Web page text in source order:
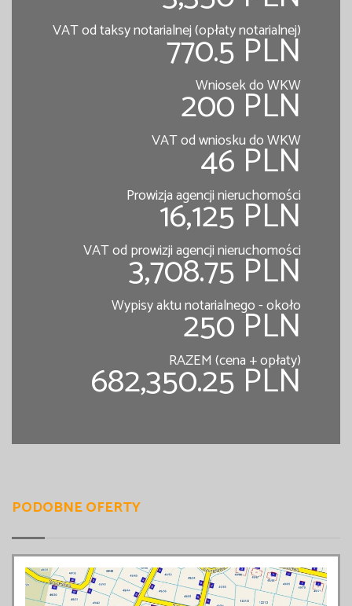
VAT od taksy notarialnej (opłaty notarialnej)
770.5 PLN
Wniosek do WKW
200 PLN
VAT od wniosku do WKW
46 PLN
Prowizja agencji nieruchomości
16,125 PLN
VAT od prowizji agencji nieruchomości
3,708.75 PLN
Wypisy aktu notarialnego - około
250 PLN
RAZEM (cena + opłaty)
682,350.25 PLN
PODOBNE OFERTY